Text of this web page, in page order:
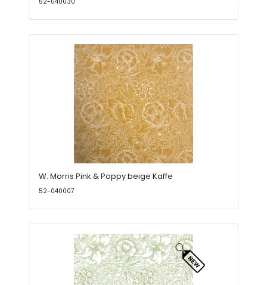
W. Morris Pink & Poppy beige Kaffe
52-040007